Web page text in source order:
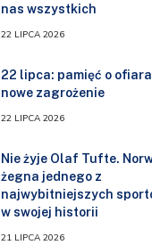
nas wszystkich
22 LIPCA 2026
22 lipca: pamięć o
nowe zagrożenie
22 LIPCA 2026
Nie żyje Olaf Tufte.
żegna jednego z
najwybitniejszych
w swojej historii
21 LIPCA 2026